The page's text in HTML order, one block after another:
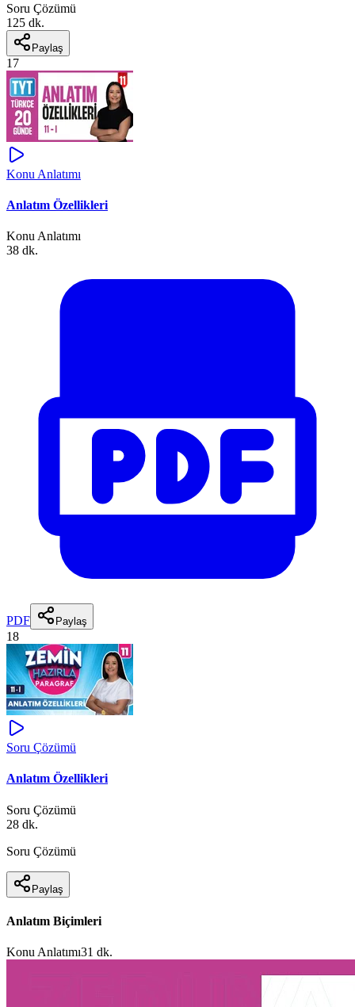
Soru Çözümü
125 dk.
Paylaş
17
Konu Anlatımı
Anlatım Özellikleri
Konu Anlatımı
38 dk.
PDF Paylaş
18
Soru Çözümü
Anlatım Özellikleri
Soru Çözümü
28 dk.
Soru Çözümü
Paylaş
Anlatım Biçimleri
Konu Anlatımı31 dk.